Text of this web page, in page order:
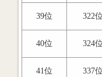
39位 322位
40位 324位
41位 337位